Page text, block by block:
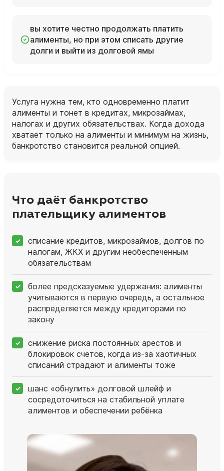
вы хотите честно продолжать платить
алименты, но при этом списать другие
долги и выйти из долговой ямы
Услуга нужна тем, кто одновременно платит
алименты и тонет в кредитах, микрозаймах,
налогах и других обязательствах. Когда дохода
хватает только на алименты и минимум на жизнь,
банкротство становится реальной опцией.
Что даёт банкротство
плательщику алиментов
списание кредитов, микрозаймов, долгов по
налогам, ЖКХ и другим необеспеченным
обязательствам
более предсказуемые удержания: алименты
учитываются в первую очередь, а остальное
распределяется между кредиторами по
закону
снижение риска постоянных арестов и
блокировок счетов, когда из‑за хаотичных
списаний страдают и алименты тоже
шанс «обнулить» долговой шлейф и
сосредоточиться на стабильной уплате
алиментов и обеспечении ребёнка